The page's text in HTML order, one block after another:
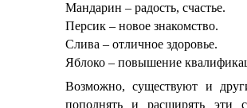
Мандарин – радость, счастье.
Персик – новое знакомство.
Слива – отличное здоровье.
Яблоко – повышение
Возможно, существуют и
пополнять и расширять эти